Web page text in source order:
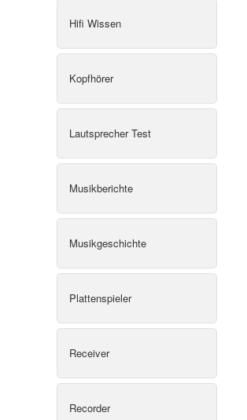
Hifi Wissen
Kopfhörer
Lautsprecher Test
Musikberichte
Musikgeschichte
Plattenspieler
Receiver
Recorder